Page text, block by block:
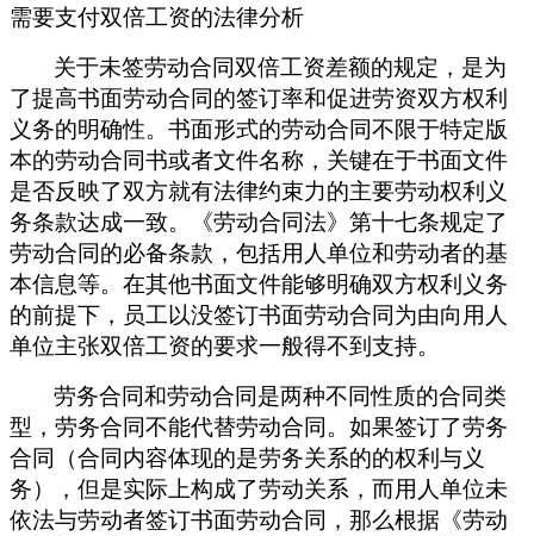
需要支付双倍工资的法律分析
关于未签劳动合同双倍工资差额的规定，是为
了提高书面劳动合同的签订率和促进劳资双方权利
义务的明确性。书面形式的劳动合同不限于特定版
本的劳动合同书或者文件名称 ，关键在于书面文件
是否反映了双方就有法律约束力的主要劳动权利义
务条款达成一致。《劳动合同法》第十七条规定了
劳动合同的必备条款，包括用人单位和劳动者的基
本信息等。 在其他书面文件能够明确双方权利义务
的前提下，员工以没签订书面劳动合同为由向用人
单位主张双倍工资的要求一般得不到支持。
劳务合同和劳动合同是两种不同性质的合同类
型，劳务合同不能代替劳动合同。如果签订了劳务
合同（合同内容体现的是劳务关系的的权利与义
务），但是实际上构成了劳动关系，而用人单位未
依法与劳动者签订书面劳动合同，那么根据《劳动